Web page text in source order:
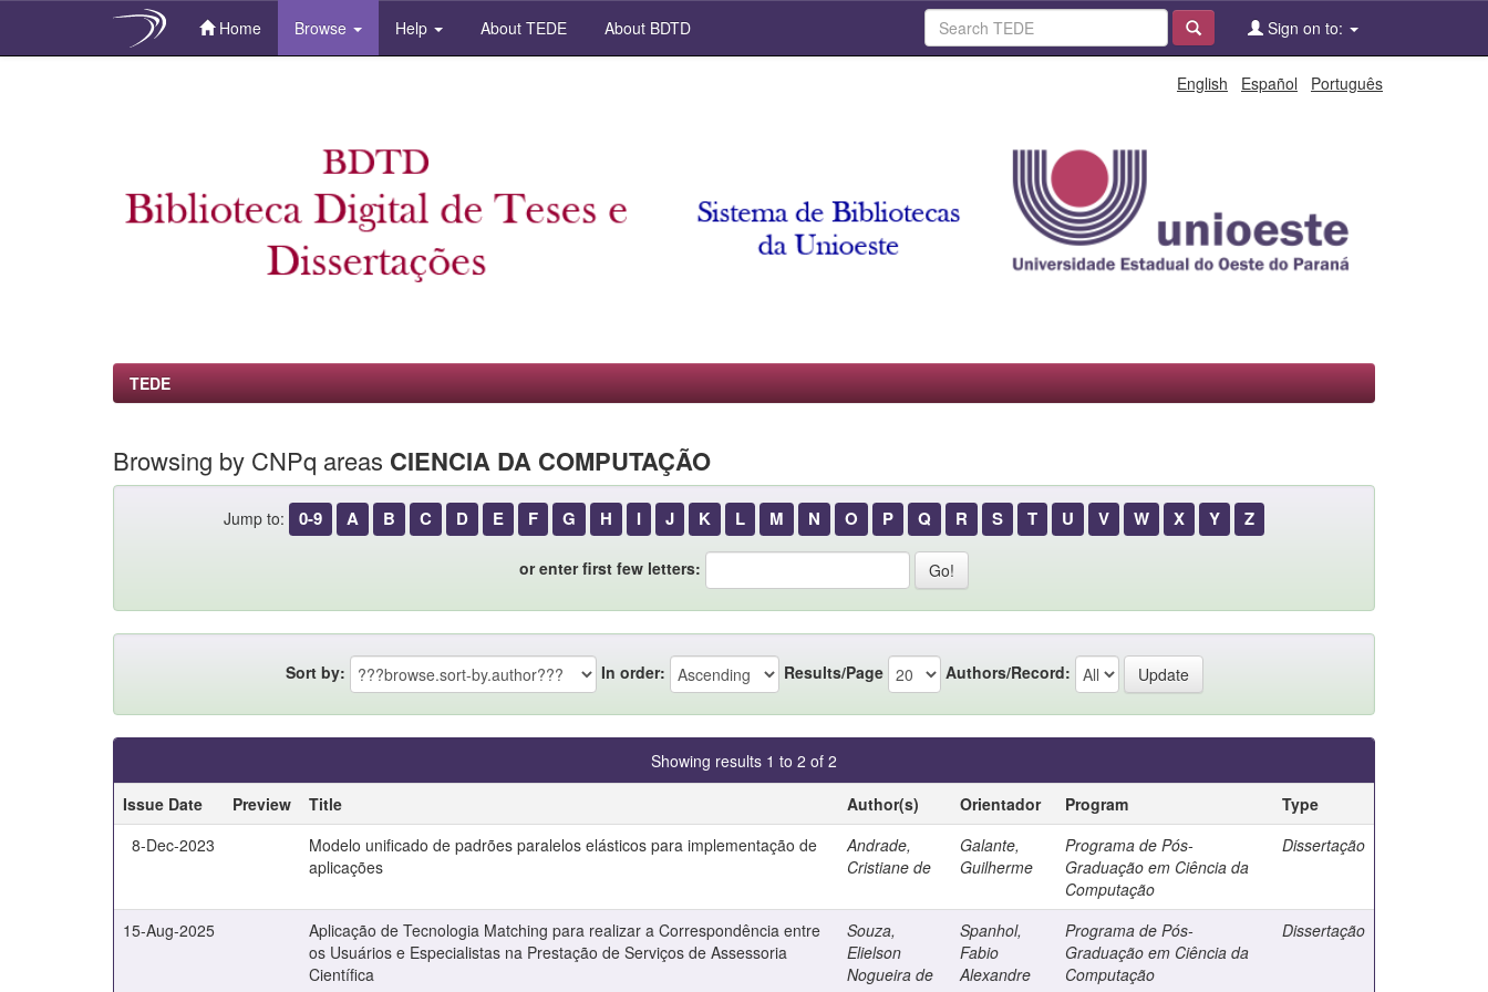
Home Browse Help About TEDE About BDTD Sign on to:
English Español Português
TEDE
Browsing by CNPq areas CIENCIA DA COMPUTAÇÃO
Jump to: 0-9 A B C D E F G H I J K L M N O P Q R S T U V W X Y Z
or enter first few letters:
Sort by: In order: Results/Page Authors/Record:
Showing results 1 to 2 of 2
Issue Date
Preview Title Author(s) Orientador Program
Type
8-Dec-2023
Modelo unificado de padrões paralelos elásticos para implementação de
aplicações
Andrade,
Cristiane de
Galante,
Guilherme
Programa de Pós-
Graduação em Ciência da
Computação
Dissertação
15-Aug-2025
Aplicação de Tecnologia Matching para realizar a Correspondência entre
os Usuários e Especialistas na Prestação de Serviços de Assessoria
Científica
Souza,
Elielson
Nogueira de
Spanhol,
Fabio
Alexandre
Programa de Pós-
Graduação em Ciência da
Computação
Dissertação